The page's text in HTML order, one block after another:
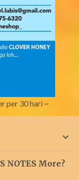
per 30 hari ~
NOTES More?